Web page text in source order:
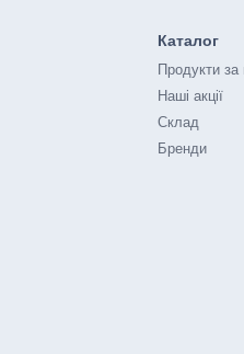
Каталог
Продукти за
Наші акції
Склад
Бренди